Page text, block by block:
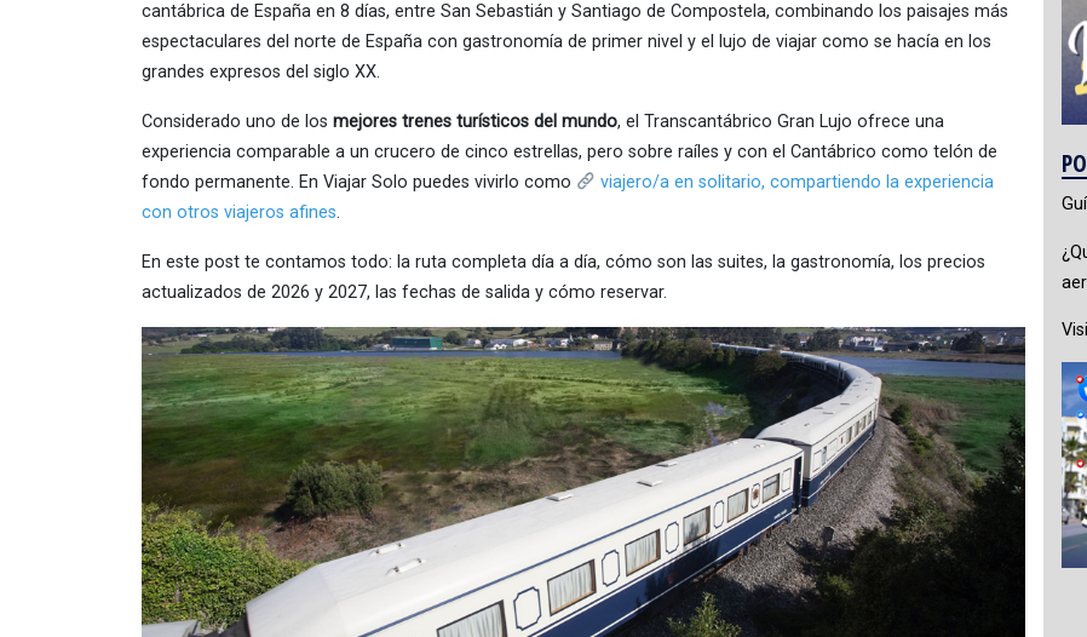
cantábrica de España en 8 días, entre San Sebastián y Santiago de Compostela, combinando los paisajes más
espectaculares del norte de España con gastronomía de primer nivel y el lujo de viajar como se hacía en los
grandes expresos del siglo XX.
Considerado uno de los mejores trenes turísticos del mundo, el Transcantábrico Gran Lujo ofrece una
experiencia comparable a un crucero de cinco estrellas, pero sobre raíles y con el Cantábrico como telón de
fondo permanente. En Viajar Solo puedes vivirlo como
viajero/a en solitario, compartiendo la experiencia
con otros viajeros afines.
En este post te contamos todo: la ruta completa día a día, cómo son las suites, la gastronomía, los precios
actualizados de 2026 y 2027, las fechas de salida y cómo reservar.